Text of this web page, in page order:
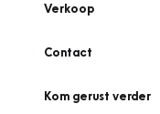
Verkoop
Contact
Kom gerust verder